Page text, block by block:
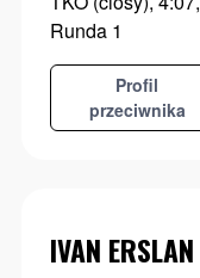
Runda 1
Profil
przeciwnika
IVAN ERSLAN